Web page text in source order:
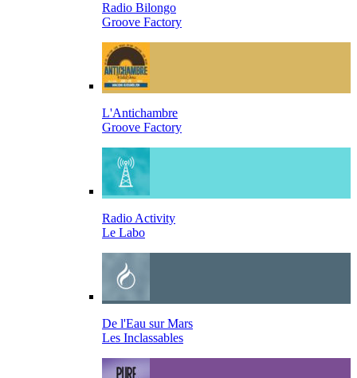
Radio Bilongo
Groove Factory
L'Antichambre
Groove Factory
Radio Activity
Le Labo
De l'Eau sur Mars
Les Inclassables